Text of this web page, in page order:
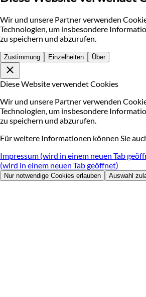
Wir und unsere Partner verwenden
Technologien, um insbesondere
zu speichern und abzurufen.
Zustimmung Einzelheiten Über
Diese Website verwendet Cookies
Wir und unsere Partner verwenden
Technologien, um insbesondere
zu speichern und abzurufen.
Für weitere Informationen können Sie
Impressum (wird in einem neuen Tab
(wird in einem neuen Tab geöffnet)
Nur notwendige Cookies erlauben Auswahl